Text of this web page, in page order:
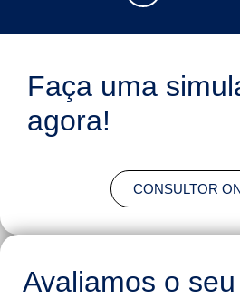
Faça uma
agora!
CONSULTOR
Avaliamos o